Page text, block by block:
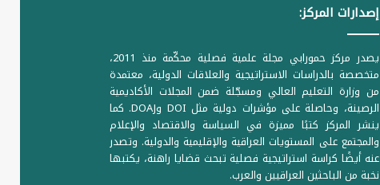
إصدارات المركز:
يصدر مركز حمورابي مجلة علمية فصلية محكّمة منذ 2011،
متخصصة بالدراسات الاستراتيجية والعلاقات الدولية، معتمدة
من وزارة التعليم العالي ومسجّلة ضمن المجلات الأكاديمية
الرصينة، وحاصلة على مؤشرات دولية مثل DOI وDOAJ. كما
ينشر المركز كتبًا مميزة في السياسة والاقتصاد والإعلام
والمجتمع على المستويات العراقية والإقليمية والدولية. وتصدر
عنه أيضًا كراسة استراتيجية فصلية تبحث قضايا راهنة، يكتبها
نخبة من الباحثين العراقيين والعرب.